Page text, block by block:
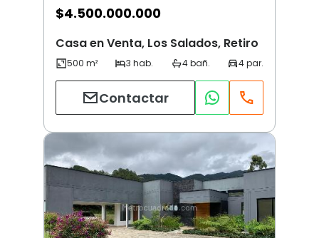
$4.500.000.000
Casa en Venta, Los Salados, Retiro
Contactar